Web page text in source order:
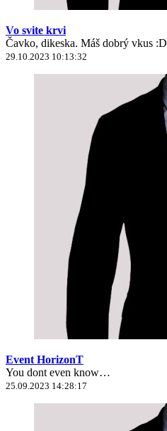
Vo svite krvi
Čavko, dikeska. Máš dobrý vkus :D
29.10.2023 10:13:32
Event HorizonT
You dont even know…
25.09.2023 14:28:17